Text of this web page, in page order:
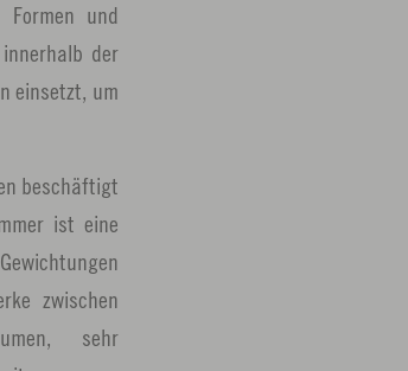
und
der
einsetzt, um
beschäftigt
ist eine
zwischen
sehr